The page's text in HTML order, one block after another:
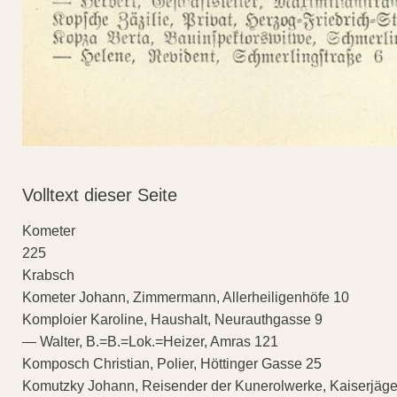
Volltext dieser Seite
Kometer
225
Krabsch
Kometer Johann, Zimmermann, Allerheiligenhöfe 10
Komploier Karoline, Haushalt, Neurauthgasse 9
— Walter, B.=B.=Lok.=Heizer, Amras 121
Komposch Christian, Polier, Höttinger Gasse 25
Komutzky Johann, Reisender der Kunerolwerke,